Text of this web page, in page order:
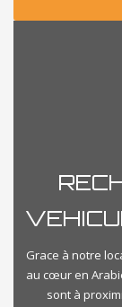
Grace à notre
au cœur en
sont à